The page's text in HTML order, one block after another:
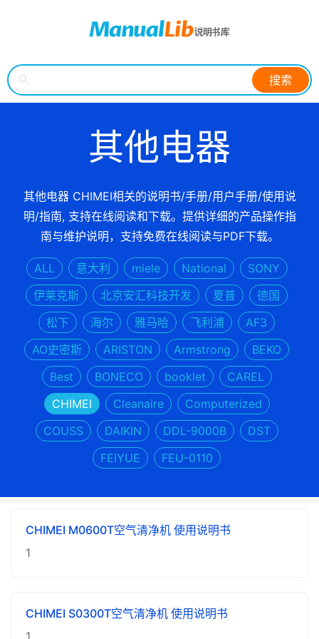
搜索
其他电器
其他电器 CHIMEI相关的说明书/手册/用户手册/使用说
明/指南, 支持在线阅读和下载。提供详细的产品操作指
南与维护说明，支持免费在线阅读与PDF下载。
ALL 意大利 miele National
SONY
伊莱克斯
北京安汇科技开发 夏普
德国
松下
海尔 雅马哈 飞利浦
AF3
AO史密斯
ARISTON Armstrong
BEKO
Best
BONECO booklet
CAREL
CHIMEI
Cleanaire
Computerized
COUSS
DAIKIN DDL-9000B
DST
FEIYUE
FEU-0110
CHIMEI M0600T空气清净机 使用说明书
1
CHIMEI S0300T空气清净机 使用说明书
1